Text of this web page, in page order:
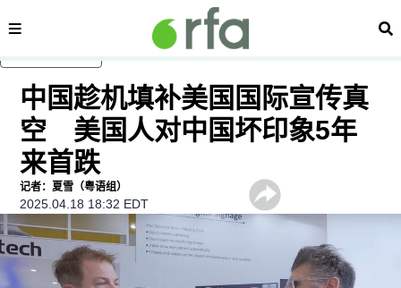
内容分类 搜
中国趁机填补美国国际宣传真
空 美国人对中国坏印象5年
来首跌
记者：夏雪（粤语组）
2025.04.18 18:32 EDT